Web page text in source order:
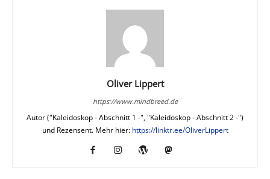
Oliver Lippert
https://www.mindbreed.de
Autor ("Kaleidoskop - Abschnitt 1 -", "Kaleidoskop - Abschnitt 2 -")
und Rezensent. Mehr hier: https://linktr.ee/OliverLippert